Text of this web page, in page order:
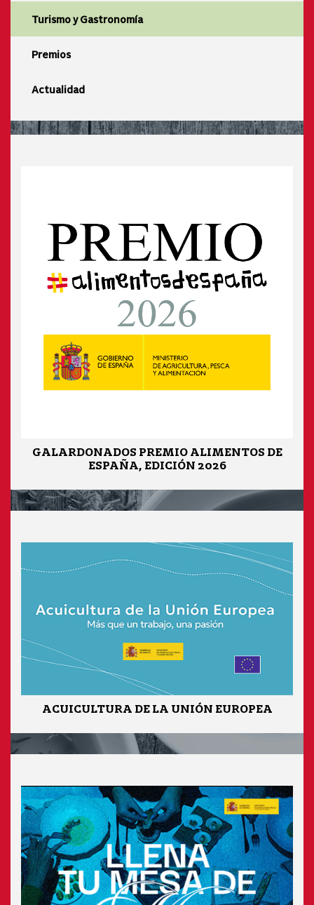
Turismo y Gastronomía
Premios
Actualidad
GALARDONADOS PREMIO ALIMENTOS DE
ESPAÑA, EDICIÓN 2026
ACUICULTURA DE LA UNIÓN EUROPEA